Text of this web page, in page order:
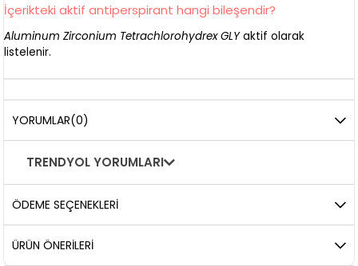
İçerikteki aktif antiperspirant hangi bileşendir?
Aluminum Zirconium Tetrachlorohydrex GLYaktif olarak
listelenir.
YORUMLAR(0)
TRENDYOL YORUMLARI
ÖDEME SEÇENEKLERI
ÜRÜN ÖNERILERI